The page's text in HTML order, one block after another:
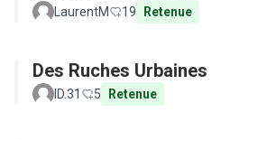
LaurentM 19 Retenue
Des Ruches Urbaines
ID.31 5 Retenue